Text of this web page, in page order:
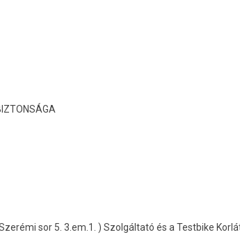
sor 5. 3.em.1.
) Szolgáltató és a Testbike